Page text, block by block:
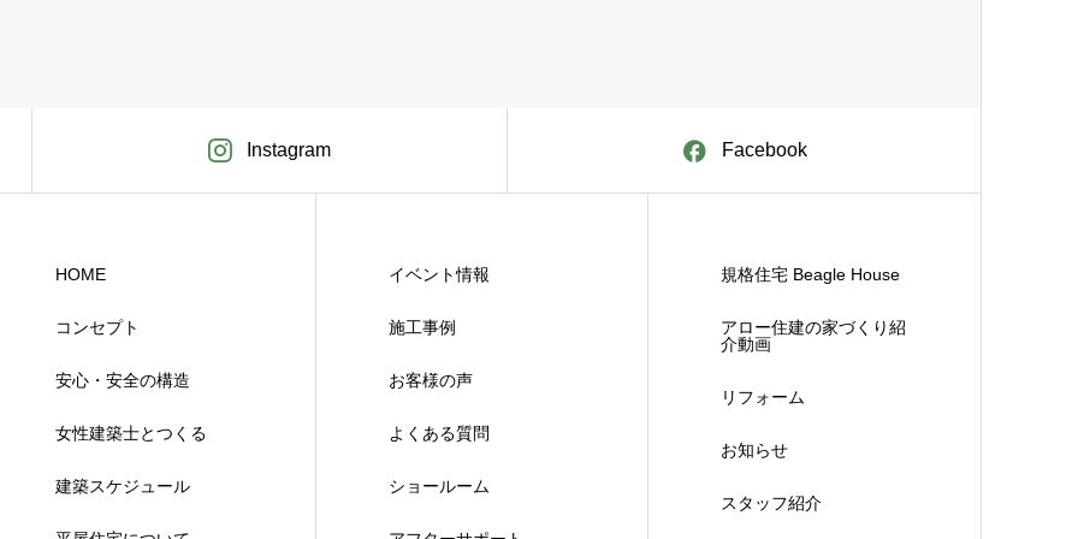
Instagram Facebook
HOME
コンセプト
安心・安全の構造
女性建築士とつくる
建築スケジュール
イベント情報
施工事例
お客様の声
よくある質問
ショールーム
規格住宅 Beagle House
アロー住建の家づくり紹
介動画
リフォーム
お知らせ
スタッフ紹介